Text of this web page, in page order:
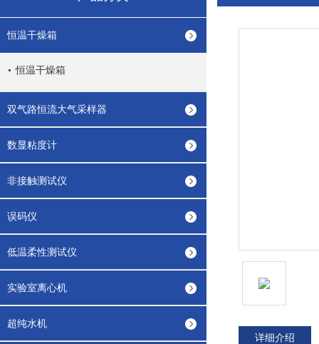
恒温干燥箱
恒温干燥箱
双气路恒流大气采样器
数显粘度计
非接触测试仪
误码仪
低温柔性测试仪
实验室离心机
超纯水机
详细介绍